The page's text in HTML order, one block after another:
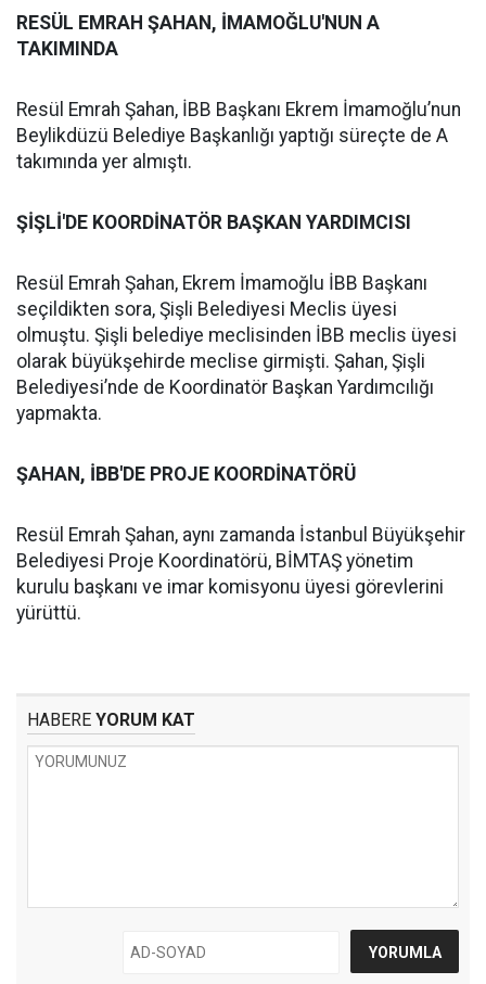
RESÜL EMRAH ŞAHAN, İMAMOĞLU'NUN A
TAKIMINDA
Resül Emrah Şahan, İBB Başkanı Ekrem İmamoğlu’nun
Beylikdüzü Belediye Başkanlığı yaptığı süreçte de A
takımında yer almıştı.
ŞİŞLİ'DE KOORDİNATÖR BAŞKAN YARDIMCISI
Resül Emrah Şahan, Ekrem İmamoğlu İBB Başkanı
seçildikten sora, Şişli Belediyesi Meclis üyesi
olmuştu. Şişli belediye meclisinden İBB meclis üyesi
olarak büyükşehirde meclise girmişti. Şahan, Şişli
Belediyesi’nde de Koordinatör Başkan Yardımcılığı
yapmakta.
ŞAHAN, İBB'DE PROJE KOORDİNATÖRÜ
Resül Emrah Şahan, aynı zamanda İstanbul Büyükşehir
Belediyesi Proje Koordinatörü, BİMTAŞ yönetim
kurulu başkanı ve imar komisyonu üyesi görevlerini
yürüttü.
HABERE YORUM KAT